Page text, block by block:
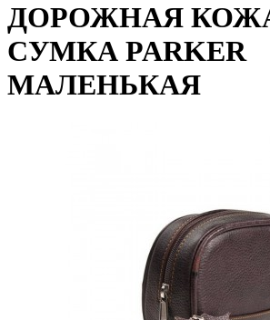
ДОРОЖНАЯ
СУМКА PARKER
МАЛЕНЬКАЯ